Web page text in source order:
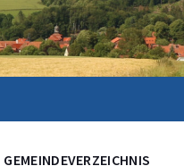
GEMEINDEVERZEICHNIS